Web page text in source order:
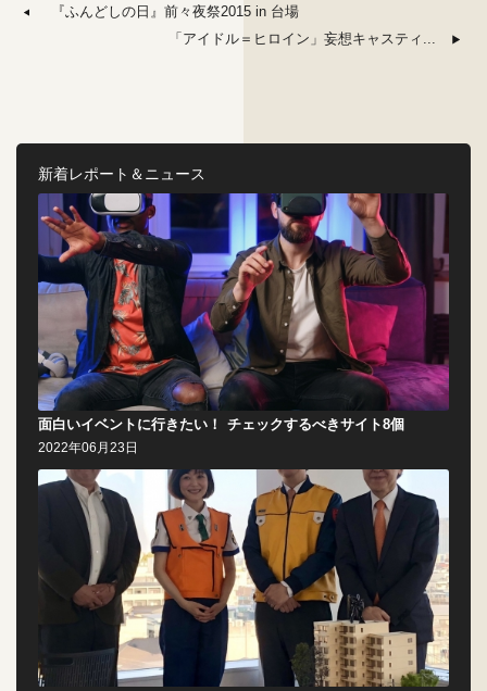
『ふんどしの日』前々夜祭2015 in 台場
「アイドル＝ヒロイン」妄想キャスティ...
新着レポート＆ニュース
面白いイベントに行きたい！ チェックするべきサイト8個
2022年06月23日